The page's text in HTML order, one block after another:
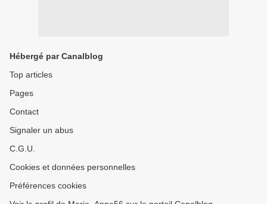
Hébergé par Canalblog
Top articles
Pages
Contact
Signaler un abus
C.G.U.
Cookies et données personnelles
Préférences cookies